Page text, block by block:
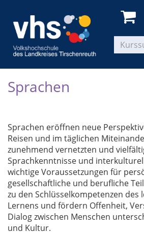
Sprachen
Sprachen eröffnen neue
Reisen und im täglichen
zunehmend vernetzten und
Sprachkenntnisse und
wichtige Voraussetzungen für
gesellschaftliche und berufliche
zu den Schlüsselkompetenzen des
Lernens und fördern Offenheit,
Dialog zwischen Menschen
und Kultur.